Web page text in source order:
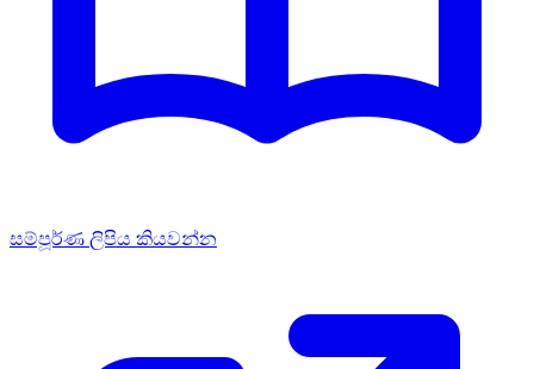
සම්පූර්ණ ලිපිය කියවන්න